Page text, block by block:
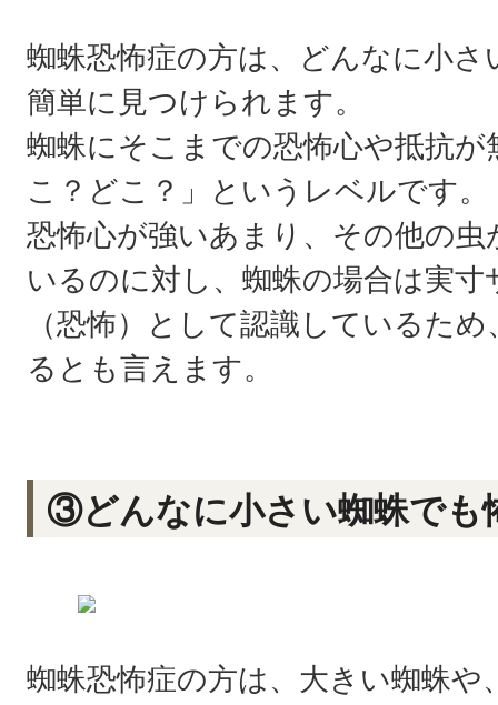
蜘蛛恐怖症の方は、どんなに小
簡単に見つけられます。
蜘蛛にそこまでの恐怖心や抵抗
こ？どこ？」というレベルです。
恐怖心が強いあまり、その他の
いるのに対し、蜘蛛の場合は実
（恐怖）として認識しているた
るとも言えます。
③どんなに小さい蜘蛛でも
蜘蛛恐怖症の方は、大きい蜘蛛や